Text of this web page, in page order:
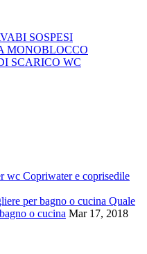
SOSPESI
MONOBLOCCO
SCARICO WC
Copriwater e coprisedile
Quale
o cucina Mar 17, 2018